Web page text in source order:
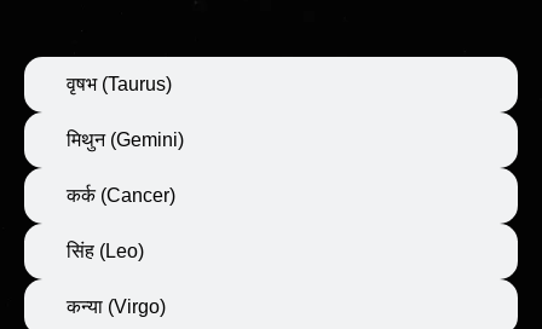
वृषभ (Taurus)
मिथुन (Gemini)
कर्क (Cancer)
सिंह (Leo)
कन्या (Virgo)